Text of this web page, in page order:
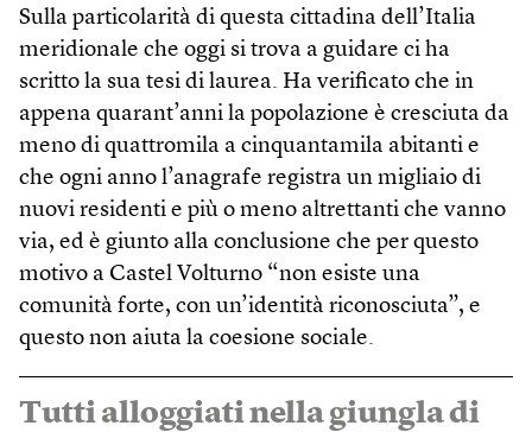
Sulla particolarità di questa cittadina dell’Italia
meridionale che oggi si trova a guidare ci ha
scritto la sua tesi di laurea. Ha verificato che in
appena quarant’anni la popolazione è cresciuta da
meno di quattromila a cinquantamila abitanti e
che ogni anno l’anagrafe registra un migliaio di
nuovi residenti e più o meno altrettanti che vanno
via, ed è giunto alla conclusione che per questo
motivo a Castel Volturno “non esiste una
comunità forte, con un’identità riconosciuta”, e
questo non aiuta la coesione sociale.
Tutti alloggiati nella giungla di